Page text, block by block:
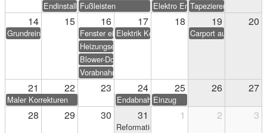
Endinstallation Heizung/Sanitär
Fußleisten Elektro Endarbeiten
Tapezieren &
14 15 16 17 18 19 20
Grundreinigung Fenster einstellenElektrik Korrekturen
Carport aufstellen
Heizungseinweisung
Blower-Door-Test
Vorabnahme
21 22 23 24 25 26 27
Maler Korrekturen EndabnahmeEinzug
28 29 30 31 1 2 3
Reformationstag